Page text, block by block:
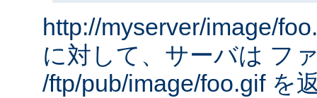
http://myserver/image/
に対して、サーバは フ
/ftp/pub/image/foo.gif を